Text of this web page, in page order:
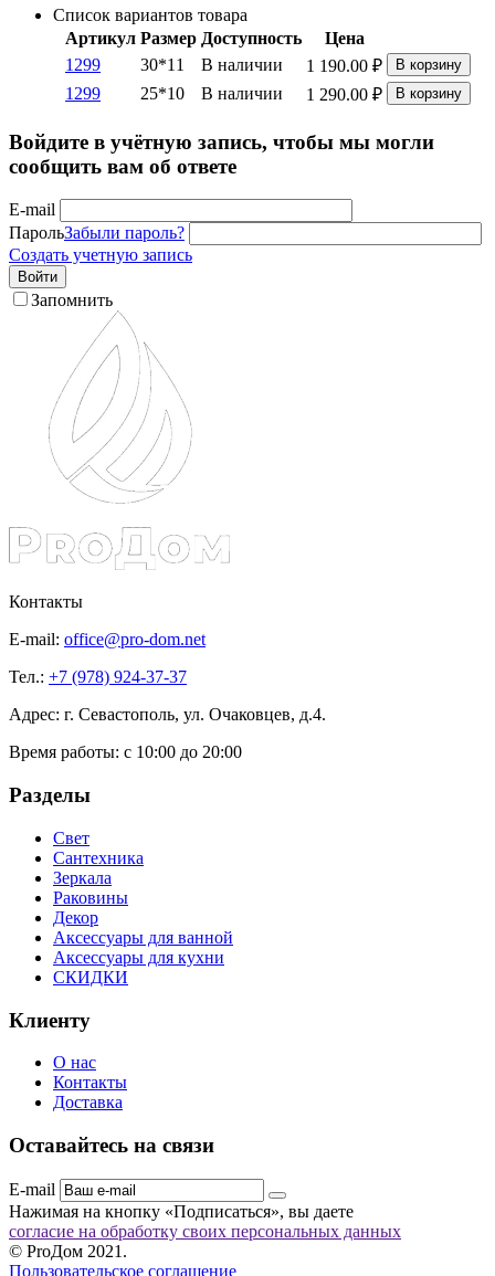
Список вариантов товара
Артикул Размер Доступность
Цена
1299
30*11 В наличии 1 190.00 ₽ В корзину
1299 25*10 В наличии 1 290.00 ₽ В корзину
Войдите в учётную запись, чтобы мы могли
сообщить вам об ответе
E-mail
ПарольЗабыли пароль?
Создать учетную запись
Войти
Запомнить
Контакты
E-mail: office@pro-dom.net
Тел.: +7 (978) 924-37-37
Адрес: г. Севастополь, ул. Очаковцев, д.4.
Время работы: с 10:00 до 20:00
Разделы
Свет
Сантехника
Зеркала
Раковины
Декор
Аксессуары для ванной
Аксессуары для кухни
СКИДКИ
Клиенту
О нас
Контакты
Доставка
Оставайтесь на связи
E-mail
Нажимая на кнопку «Подписаться», вы даете
согласие на обработку своих персональных данных
© ProДом 2021.
Пользовательское соглашение